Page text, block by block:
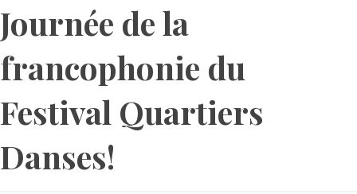
Journée de la
francophonie du
Festival Quartiers
Danses!